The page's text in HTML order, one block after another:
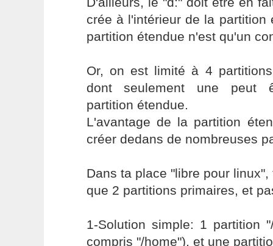
crée à l'intérieur de la partition
partition étendue n'est qu'un
Or, on est limité à 4
dont seulement une peut
partition étendue.
L'avantage de la partition
créer dedans de nombreuses
Dans ta place "libre pour
que 2 partitions primaires, et
1-Solution simple: 1 partition
compris "/home"), et une